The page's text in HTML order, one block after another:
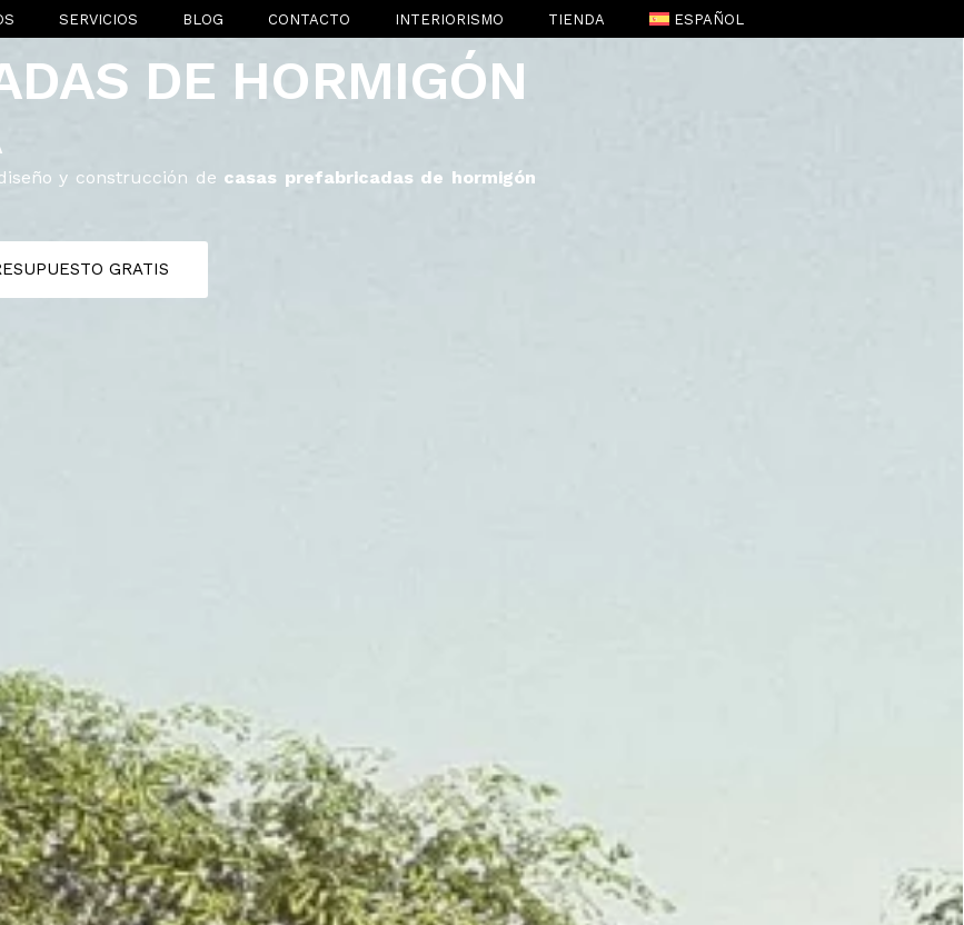
SERVICIOS BLOG CONTACTO INTERIORISMO TIENDA ESPAÑOL
DE HORMIGÓN
y construcción de casas prefabricadas de hormigón
GRATIS